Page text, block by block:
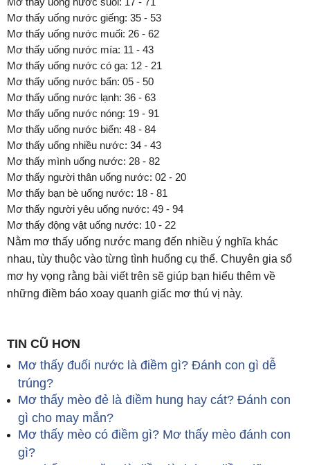
Mơ thấy uống nước giếng: 35 - 53
Mơ thấy uống nước muối: 26 - 62
Mơ thấy uống nước mía: 11 - 43
Mơ thấy uống nước có ga: 12 - 21
Mơ thấy uống nước bẩn: 05 - 50
Mơ thấy uống nước lạnh: 36 - 63
Mơ thấy uống nước nóng: 19 - 91
Mơ thấy uống nước biển: 48 - 84
Mơ thấy uống nhiều nước: 34 - 43
Mơ thấy mình uống nước: 28 - 82
Mơ thấy người thân uống nước: 02 - 20
Mơ thấy bạn bè uống nước: 18 - 81
Mơ thấy người yêu uống nước: 49 - 94
Mơ thấy động vật uống nước: 10 - 22
Nằm mơ thấy uống nước mang đến nhiều ý nghĩa khác
nhau, tùy thuộc vào từng tình huống cụ thể. Chuyên gia sổ
mơ hy vọng rằng bài viết trên sẽ giúp bạn hiểu thêm về
những điềm báo xoay quanh giấc mơ thú vị này.
TIN CŨ HƠN
Mơ thấy đuối nước là điềm gì? Đánh con gì dễ
trúng?
Mơ thấy mèo đẻ là điềm hung hay cát? Đánh con
gì cho may mắn?
Mơ thấy mèo có điềm gì? Mơ thấy mèo đánh con
gì?